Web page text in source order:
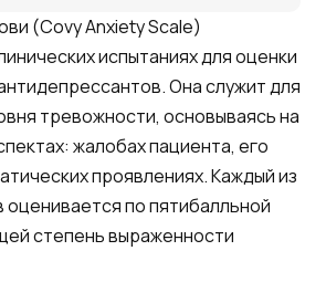
(Covy Anxiety Scale)
испытаниях для оценки
Она служит для
тревожности, основываясь на
жалобах пациента, его
проявлениях. Каждый из
оценивается по пятибалльной
степень выраженности